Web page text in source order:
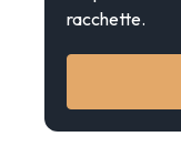
racchette.